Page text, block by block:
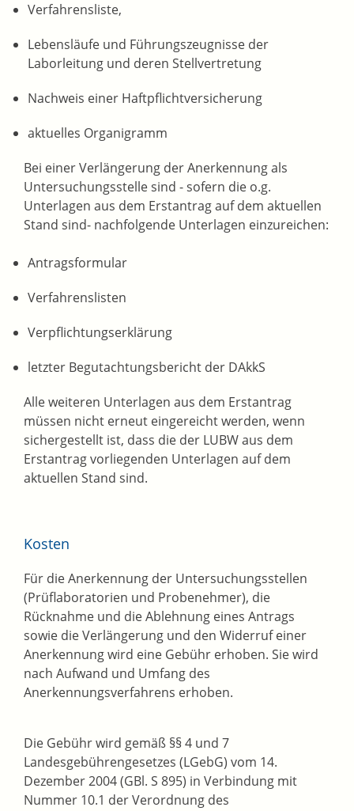
Verfahrensliste,
Lebensläufe und Führungszeugnisse der
Laborleitung und deren Stellvertretung
Nachweis einer Haftpflichtversicherung
aktuelles Organigramm
Bei einer Verlängerung der Anerkennung als
Untersuchungsstelle sind - sofern die o.g.
Unterlagen aus dem Erstantrag auf dem aktuellen
Stand sind- nachfolgende Unterlagen einzureichen:
Antragsformular
Verfahrenslisten
Verpflichtungserklärung
letzter Begutachtungsbericht der DAkkS
Alle weiteren Unterlagen aus dem Erstantrag
müssen nicht erneut eingereicht werden, wenn
sichergestellt ist, dass die der LUBW aus dem
Erstantrag vorliegenden Unterlagen auf dem
aktuellen Stand sind.
Kosten
Für die Anerkennung der Untersuchungsstellen
(Prüflaboratorien und Probenehmer), die
Rücknahme und die Ablehnung eines Antrags
sowie die Verlängerung und den Widerruf einer
Anerkennung wird eine Gebühr erhoben. Sie wird
nach Aufwand und Umfang des
Anerkennungsverfahrens erhoben.
Die Gebühr wird gemäß §§ 4 und 7
Landesgebührengesetzes (LGebG) vom 14.
Dezember 2004 (GBl. S 895) in Verbindung mit
Nummer 10.1 der Verordnung des